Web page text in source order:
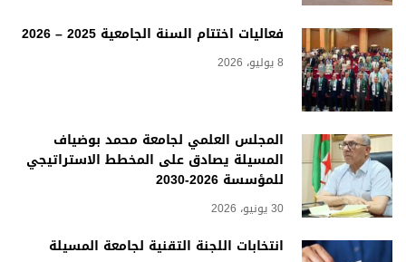
فعاليات اختتام السنة الجامعية 2025 – 2026
8 يوليو، 2026
المجلس العلمي لجامعة محمد بوضياف
المسيلة يصادق على المخطط الاستراتيجي
للمؤسسة 2026-2030
30 يونيو، 2026
انتخابات اللجنة التقنية لجامعة المسيلة